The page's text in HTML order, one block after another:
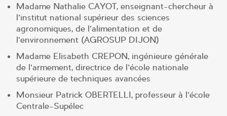
Madame Nathalie CAYOT, enseignant-chercheur à
l’institut national supérieur des sciences
agronomiques, de l’alimentation et de
l’environnement (AGROSUP DIJON)
Madame Elisabeth CREPON, ingénieure générale
de l’armement, directrice de l’école nationale
supérieure de techniques avancées
Monsieur Patrick OBERTELLI, professeur à l’école
Centrale-Supélec